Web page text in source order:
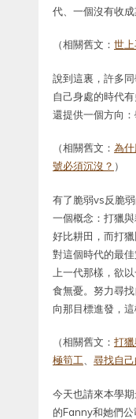
代、一個沒有收成
（相關舊文： 世
說到這裏，許多
自己身處的時代
還提供一個方向
（相關舊文： 為
號必須沉沒？ ）
有了脆弱vs反脆
一個概念：打獵
好比耕田，而打
對這個時代的最
上一代那樣，欲
食無憂。努力尋
向那目標進發，這
（相關舊文： 打
極筍工、 尋找自
今天也請來本學
的Fanny和她們